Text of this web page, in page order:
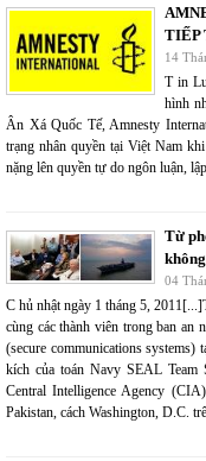
TIẾP
14
T in
hình
Ân Xá Quốc Tế, Amnesty
trạng nhân quyền tại Việt Nam
nặng lên quyền tự do ngôn luận,
Từ
04
C hủ nhật ngày 1 tháng 5,
cùng các thành viên trong ban an
(secure communications
kích của toán Navy SEAL
Central Intelligence Agency
Pakistan, cách Washington, D.C.